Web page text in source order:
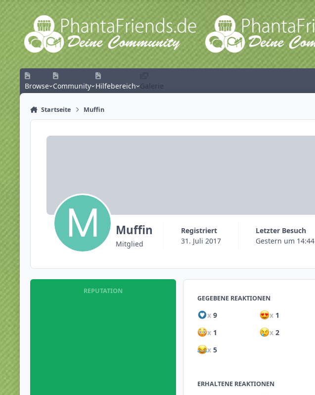
Zum Inhalt springen
Browse Community Hilfebereich Galerie
Startseite Muffin
Muffin
Mitglied
Registriert
31. Juli 2017
Letzter Besuch
Gestern um 14:44
REPUTATION
GEGEBENE REAKTIONEN
x 9 x1
x 1 x2
x 5
ERHALTENE REAKTIONEN